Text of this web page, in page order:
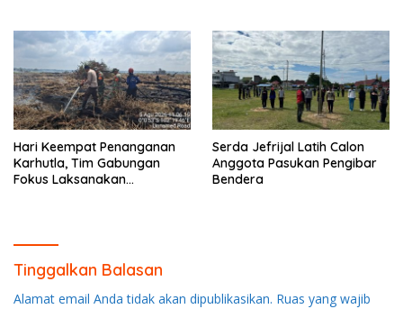
Hari Keempat Penanganan
Karhutla, Tim Gabungan
Fokus Laksanakan
Serda Jefrijal Latih Calon
Anggota Pasukan Pengibar
Bendera
Tinggalkan Balasan
Alamat email Anda tidak akan dipublikasikan. Ruas yang wajib